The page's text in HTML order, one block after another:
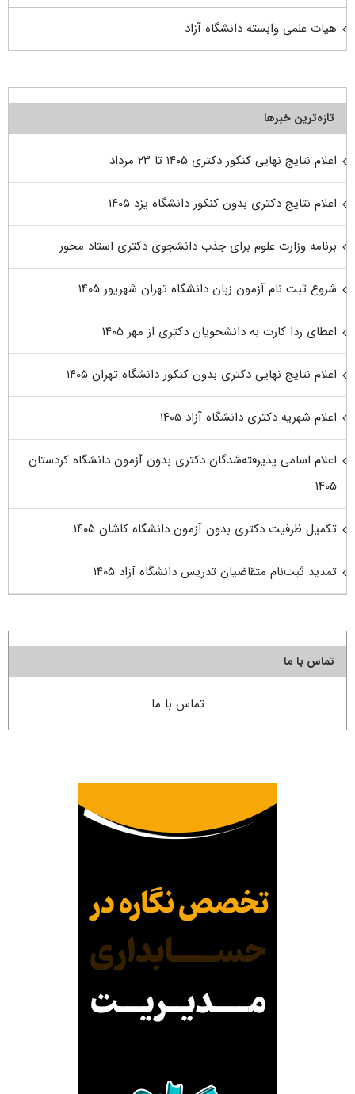
هیات علمی وابسته دانشگاه آزاد
تازه‌ترین خبرها
اعلام نتایج نهایی کنکور دکتری ۱۴۰۵ تا ۲۳ مرداد
اعلام نتایج دکتری بدون کنکور دانشگاه یزد ۱۴۰۵
برنامه وزارت علوم برای جذب دانشجوی دکتری استاد محور
شروع ثبت نام آزمون زبان دانشگاه تهران شهریور ۱۴۰۵
اعطای ردا کارت به دانشجویان دکتری از مهر ۱۴۰۵
اعلام نتایج نهایی دکتری بدون کنکور دانشگاه تهران ۱۴۰۵
اعلام شهریه دکتری دانشگاه آزاد ۱۴۰۵
اعلام اسامی پذیرفته‌شدگان دکتری بدون آزمون دانشگاه کردستان
۱۴۰۵
تکمیل ظرفیت دکتری بدون آزمون دانشگاه کاشان ۱۴۰۵
تمدید ثبت‌نام متقاضیان تدریس دانشگاه آزاد ۱۴۰۵
تماس با ما
تماس با ما